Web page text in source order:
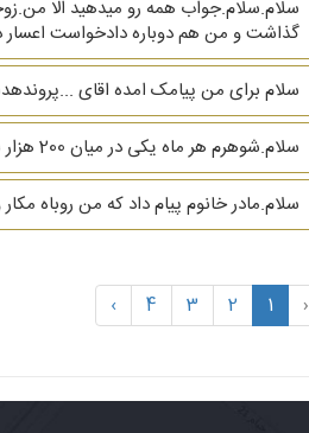
گذاشت و من هم دوباره دادخواست اعسار
سلام برای من پیامک امده اقای ...پروندهدشما به
سلام.شوهرم هر ماه یکی در میان 200 هزار به حسابم واریز میکنه.میتونم ترک انفاق محکومش کنم؟
سلام.مادر خانوم پیام داد که من روباه
‹
1
2
3
4
›